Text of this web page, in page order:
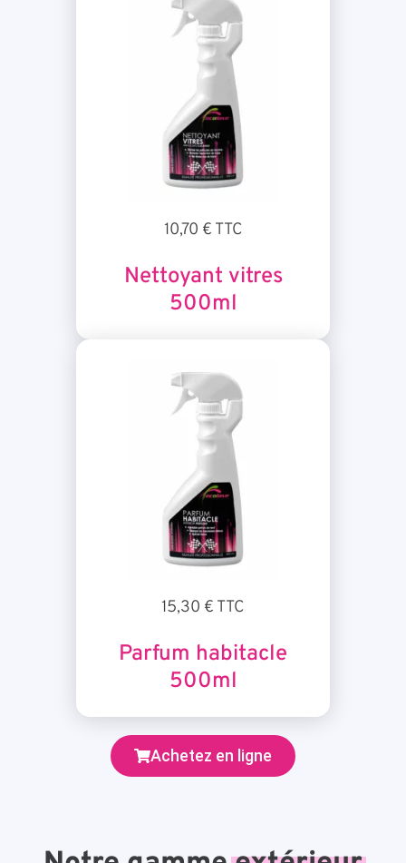
Nettoyant vitres
500ml
10,70 € TTC
Parfum habitacle
500ml
15,30 € TTC
Achetez en ligne